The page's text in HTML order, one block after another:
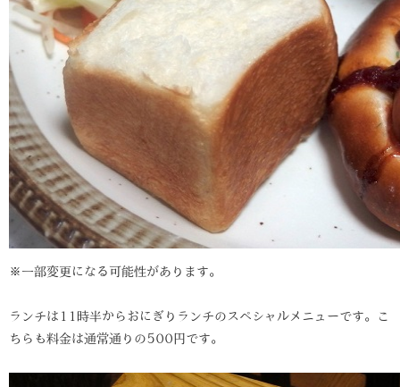
※一部変更になる可能性があります。
ランチは11時半からおにぎりランチのスペシャルメニューです。こ
ちらも料金は通常通りの500円です。